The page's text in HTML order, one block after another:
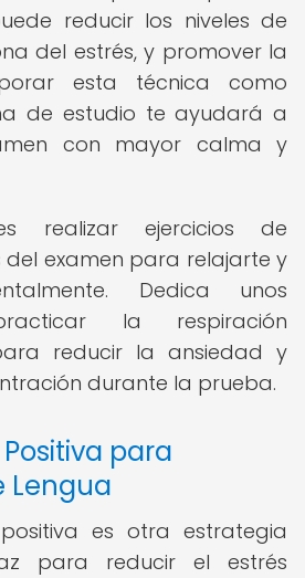
reducir los niveles de
del estrés, y promover la
esta técnica como
de estudio te ayudará a
con mayor calma y
realizar ejercicios de
del examen para relajarte y
Dedica unos
la respiración
reducir la ansiedad y
durante la prueba.
para
Lengua
es otra estrategia
para reducir el estrés